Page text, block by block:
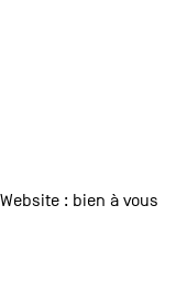
: bien à vous